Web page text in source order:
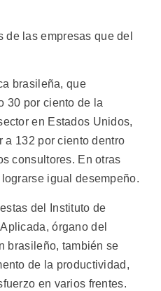
de las empresas que del
brasileña, que
30 por ciento de la
en Estados Unidos,
a 132 por ciento dentro
consultores. En otras
igual desempeño.
del Instituto de
órgano del
brasileño, también se
de la productividad,
en varios frentes.